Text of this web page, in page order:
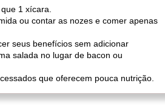
1 xícara.
ou contar as nozes e comer apenas
seus benefícios sem adicionar
salada no lugar de bacon ou
​​que oferecem pouca nutrição.